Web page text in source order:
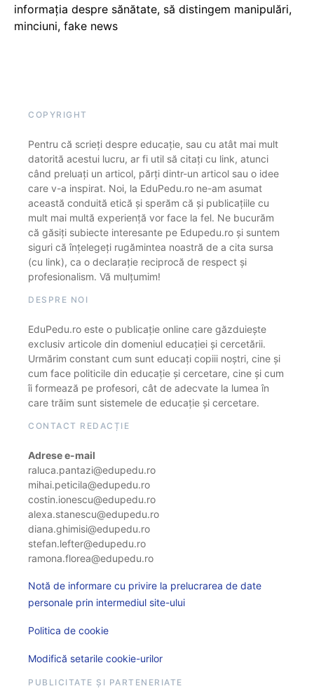
informația despre sănătate, să distingem manipulări,
minciuni, fake news
COPYRIGHT
Pentru că scrieți despre educație, sau cu atât mai mult
datorită acestui lucru, ar fi util să citați cu link, atunci
când preluați un articol, părți dintr-un articol sau o idee
care v-a inspirat. Noi, la EduPedu.ro ne-am asumat
această conduită etică și sperăm că și publicațiile cu
mult mai multă experiență vor face la fel. Ne bucurăm
că găsiți subiecte interesante pe Edupedu.ro și suntem
siguri că înțelegeți rugămintea noastră de a cita sursa
(cu link), ca o declarație reciprocă de respect și
profesionalism. Vă mulțumim!
DESPRE NOI
EduPedu.ro este o publicație online care găzduiește
exclusiv articole din domeniul educației și cercetării.
Urmărim constant cum sunt educați copiii noștri, cine și
cum face politicile din educație și cercetare, cine și cum
îi formează pe profesori, cât de adecvate la lumea în
care trăim sunt sistemele de educație și cercetare.
CONTACT REDACȚIE
Adrese e-mail
raluca.pantazi@edupedu.ro
mihai.peticila@edupedu.ro
costin.ionescu@edupedu.ro
alexa.stanescu@edupedu.ro
diana.ghimisi@edupedu.ro
stefan.lefter@edupedu.ro
ramona.florea@edupedu.ro
Notă de informare cu privire la prelucrarea de date
personale prin intermediul site-ului
Politica de cookie
Modifică setarile cookie-urilor
PUBLICITATE ȘI PARTENERIATE